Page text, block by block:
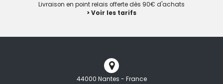
Livraison en point relais offerte dès 90€ d'achats
> Voir les tarifs
44000 Nantes - France